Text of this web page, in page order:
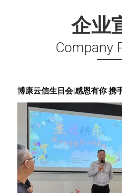
企业
Company
博康云信生日会|感恩有你 携